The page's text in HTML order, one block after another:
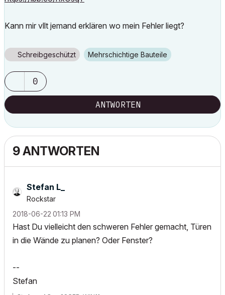
Kann mir vllt jemand erklären wo mein Fehler liegt?
Schreibgeschützt Mehrschichtige Bauteile
0
ANTWORTEN
9 ANTWORTEN
Stefan L_
Rockstar
‎2018-06-22 01:13 PM
Hast Du vielleicht den schweren Fehler gemacht, Türen
in die Wände zu planen? Oder Fenster?
--
Stefan